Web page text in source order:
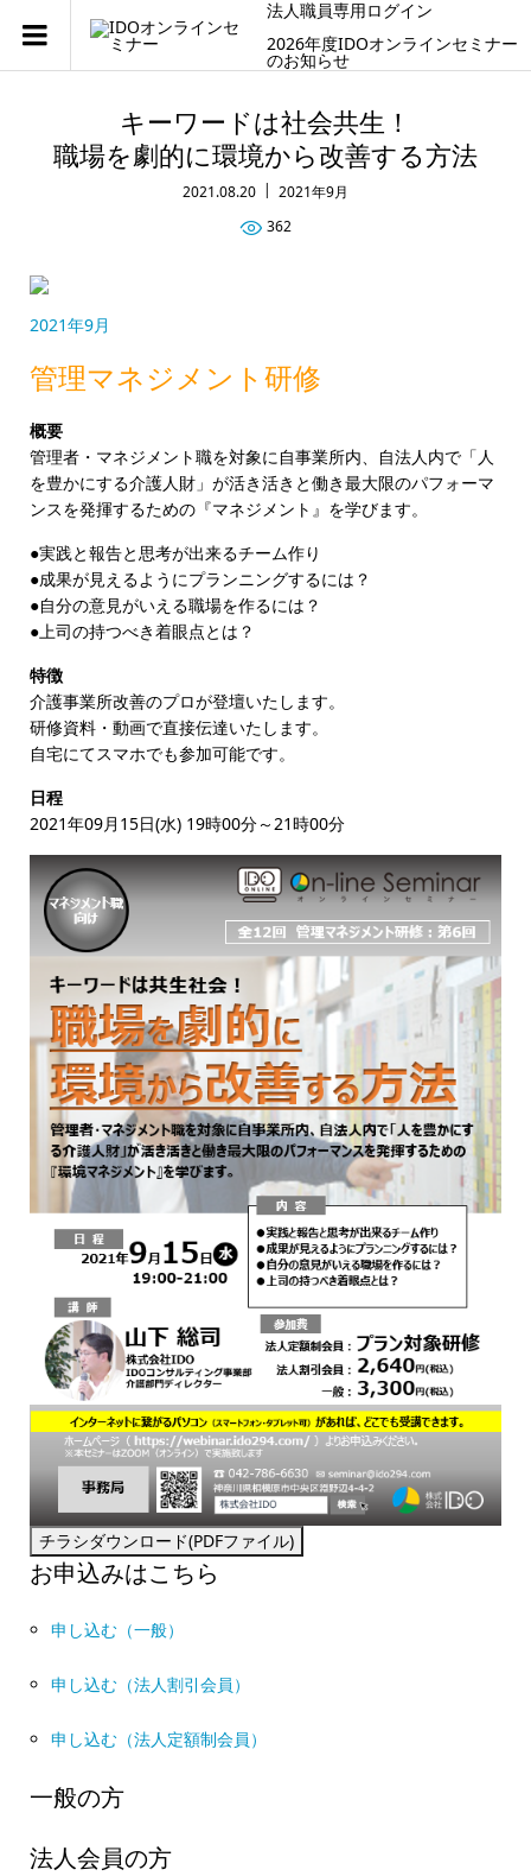
法人職員専用ログイン
2026年度IDOオンラインセミナー
のお知らせ
キーワードは社会共生！
職場を劇的に環境から改善する方法
2021.08.20
2021年9月
362
2021年9月
管理マネジメント研修
概要
管理者・マネジメント職を対象に自事業所内、自法人内で「人
を豊かにする介護人財」が活き活きと働き最大限のパフォーマ
ンスを発揮するための『マネジメント』を学びます。
●実践と報告と思考が出来るチーム作り
●成果が見えるようにプランニングするには？
●自分の意見がいえる職場を作るには？
●上司の持つべき着眼点とは？
特徴
介護事業所改善のプロが登壇いたします。
研修資料・動画で直接伝達いたします。
自宅にてスマホでも参加可能です。
日程
2021年09月15日(水) 19時00分～21時00分
お申込みはこちら
申し込む（一般）
申し込む（法人割引会員）
申し込む（法人定額制会員）
一般の方
法人会員の方